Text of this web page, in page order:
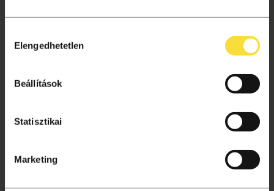
kiválasztása
Elengedhetetlen
Beállítások
Statisztikai
Marketing